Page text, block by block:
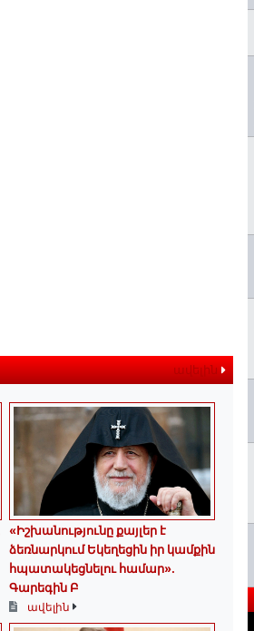
ավելին
«Իշխանությունը քայլեր է
ձեռնարկում Եկեղեցին իր կամքին
հպատակեցնելու համար»․
Գարեգին Բ
ավելին